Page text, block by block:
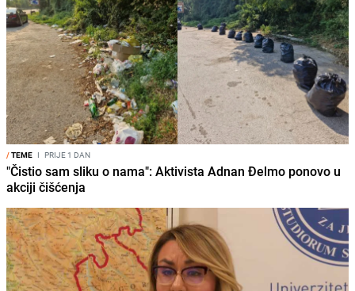
/TEME I PRIJE 1 DAN
"Čistio sam sliku o nama": Aktivista Adnan Đelmo ponovo u
akciji čišćenja